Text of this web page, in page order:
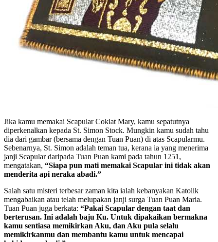
Jika kamu memakai Scapular Coklat Mary, kamu sepatutnya
diperkenalkan kepada St. Simon Stock. Mungkin kamu sudah tahu
dia dari gambar (bersama dengan Tuan Puan) di atas Scapularmu.
Sebenarnya, St. Simon adalah teman tua, kerana ia yang menerima
janji Scapular daripada Tuan Puan kami pada tahun 1251,
mengatakan, “Siapa pun mati memakai Scapular ini tidak akan
menderita api neraka abadi.”
Salah satu misteri terbesar zaman kita ialah kebanyakan Katolik
mengabaikan atau telah melupakan janji surga Tuan Puan Maria.
Tuan Puan juga berkata: “Pakai Scapular dengan taat dan
berterusan. Ini adalah baju Ku. Untuk dipakaikan bermakna
kamu sentiasa memikirkan Aku, dan Aku pula selalu
memikirkanmu dan membantu kamu untuk mencapai